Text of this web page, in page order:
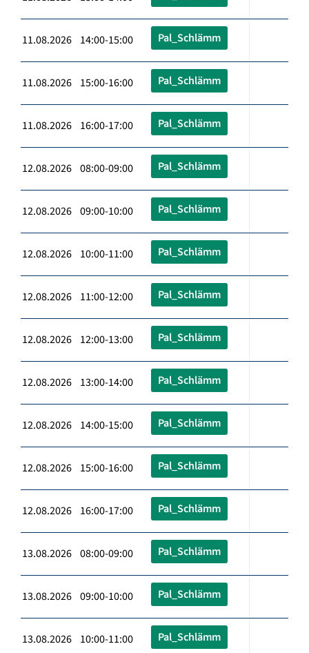
11.08.2026 14:00-15:00 Pal_Schlämm
11.08.2026 15:00-16:00 Pal_Schlämm
11.08.2026 16:00-17:00 Pal_Schlämm
12.08.2026 08:00-09:00 Pal_Schlämm
12.08.2026 09:00-10:00 Pal_Schlämm
12.08.2026 10:00-11:00 Pal_Schlämm
12.08.2026 11:00-12:00 Pal_Schlämm
12.08.2026 12:00-13:00 Pal_Schlämm
12.08.2026 13:00-14:00 Pal_Schlämm
12.08.2026 14:00-15:00 Pal_Schlämm
12.08.2026 15:00-16:00 Pal_Schlämm
12.08.2026 16:00-17:00 Pal_Schlämm
13.08.2026 08:00-09:00 Pal_Schlämm
13.08.2026 09:00-10:00 Pal_Schlämm
13.08.2026 10:00-11:00 Pal_Schlämm